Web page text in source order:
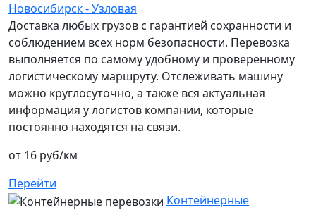
Новосибирск - Узловая
Доставка любых грузов с гарантией сохранности и
соблюдением всех норм безопасности. Перевозка
выполняется по самому удобному и проверенному
логистическому маршруту. Отслеживать машину
можно круглосуточно, а также вся актуальная
информация у логистов компании, которые
постоянно находятся на связи.
от 16 руб/км
Перейти
Контейнерные